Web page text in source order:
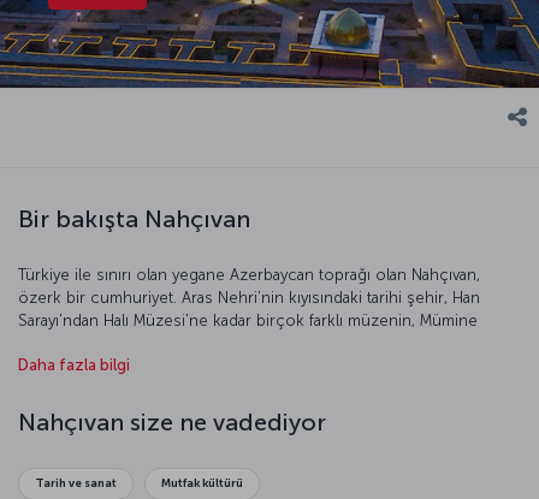
Bir bakışta Nahçıvan
Türkiye ile sınırı olan yegane Azerbaycan toprağı olan Nahçıvan,
özerk bir cumhuriyet. Aras Nehri’nin kıyısındaki tarihi şehir, Han
Sarayı'ndan Halı Müzesi'ne kadar birçok farklı müzenin, Mümine
eserlerin yuvası. Yerin 180 metre altındaki Düzdağ Fizyoterapi
bronşit hastalarının uğrak noktası. Maden suyu, soda ve tuz gibi
zengin doğal kaynaklara ev sahipliği yapan Nahçivan sizi sağlıklı
Daha fazla bilgi
Nahçıvan size ne vadediyor
Tarih ve sanat Mutfak kültürü